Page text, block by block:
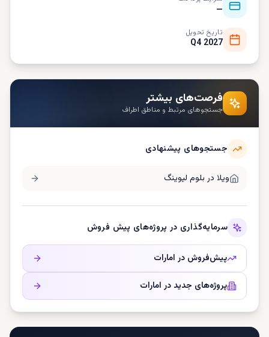
—
تاریخ تحویل
Q4 2027
فرصت‌های بیشتر
جستجوهای مرتبط و مناطق اطراف
جستجوهای پیشنهادی
ویلا در بلوم لیوینگ
سرمایه‌گذاری در پروژه‌های پیش فروش
پیش‌فروش در امارات
پروژه‌های جدید در امارات